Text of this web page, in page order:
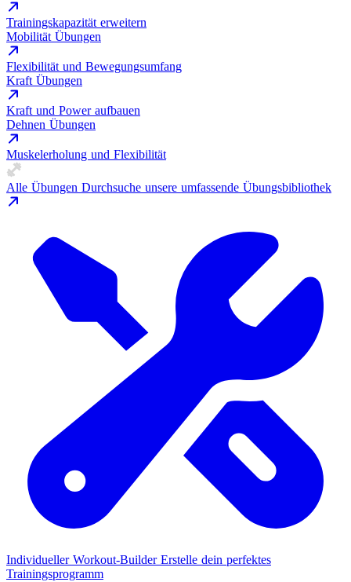
Trainingskapazität erweitern
Mobilität Übungen
Flexibilität und Bewegungsumfang
Kraft Übungen
Kraft und Power aufbauen
Dehnen Übungen
Muskelerholung und Flexibilität
Alle Übungen Durchsuche unsere umfassende Übungsbibliothek
Individueller Workout-Builder Erstelle dein perfektes
Trainingsprogramm